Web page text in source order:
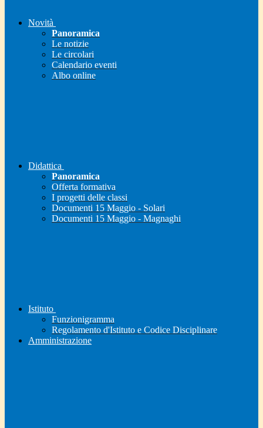
Novità
Panoramica
Le notizie
Le circolari
Calendario eventi
Albo online
Didattica
Panoramica
Offerta formativa
I progetti delle classi
Documenti 15 Maggio - Solari
Documenti 15 Maggio - Magnaghi
Istituto
Funzionigramma
Regolamento d'Istituto e Codice Disciplinare
Amministrazione